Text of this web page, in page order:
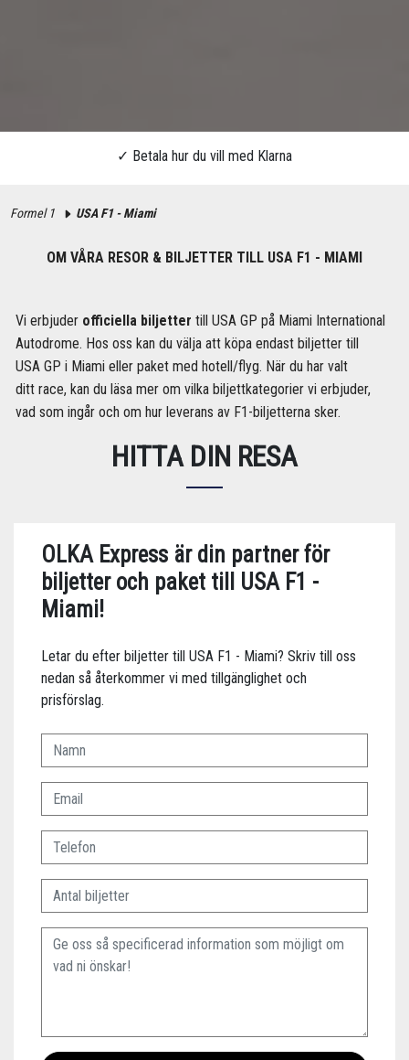
Formel 1 USA F1 - Miami
OM VÅRA RESOR & BILJETTER TILL USA F1 - MIAMI
Vi erbjuder officiella biljetter till USA GP på Miami International
Autodrome. Hos oss kan du välja att köpa endast biljetter till
USA GP i Miami eller paket med hotell/flyg. När du har valt
ditt race, kan du läsa mer om vilka biljettkategorier vi erbjuder,
vad som ingår och om hur leverans av F1-biljetterna sker.